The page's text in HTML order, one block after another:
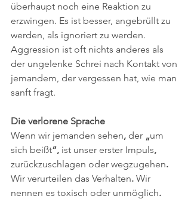
überhaupt noch eine Reaktion zu
erzwingen. Es ist besser, angebrüllt zu
werden, als ignoriert zu werden.
Aggression ist oft nichts anderes als
der ungelenke Schrei nach Kontakt von
jemandem, der vergessen hat, wie man
sanft fragt.
Die verlorene Sprache
Wenn wir jemanden sehen, der „um
sich beißt“, ist unser erster Impuls,
zurückzuschlagen oder wegzugehen.
Wir verurteilen das Verhalten. Wir
nennen es toxisch oder unmöglich.